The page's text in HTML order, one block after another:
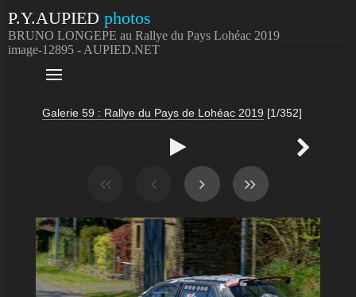
P.Y.AUPIED photos
BRUNO LONGEPE au Rallye du Pays Lohéac 2019
image-12895 - AUPIED.NET

Galerie 59 : Rallye du Pays de Lohéac 2019 [1/352]
 